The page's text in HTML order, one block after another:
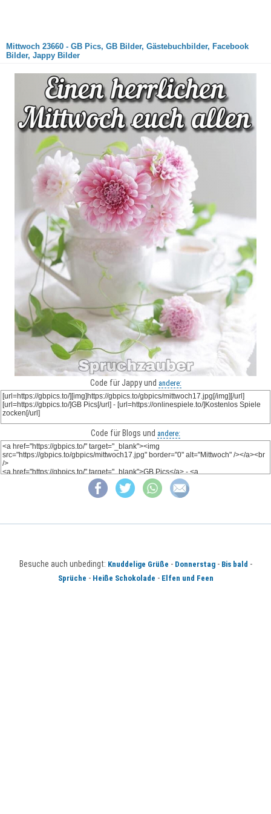
Mittwoch 23660 - GB Pics, GB Bilder, Gästebuchbilder, Facebook
Bilder, Jappy Bilder
Code für Jappy und andere:
Code für Blogs und andere:
Besuche auch unbedingt: Knuddelige Grüße - Donnerstag- Bis bald -
Sprüche - Heiße Schokolade - Elfen und Feen